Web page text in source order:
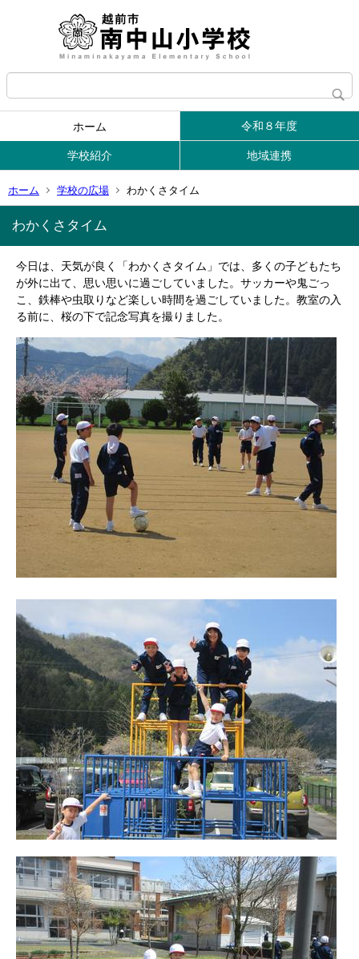
ホーム 令和８年度
学校紹介 地域連携
ホーム 学校の広場 わかくさタイム
わかくさタイム
今日は、天気が良く「わかくさタイム」では、多くの子どもたち
が外に出て、思い思いに過ごしていました。サッカーや鬼ごっ
こ、鉄棒や虫取りなど楽しい時間を過ごしていました。教室の入
る前に、桜の下で記念写真を撮りました。